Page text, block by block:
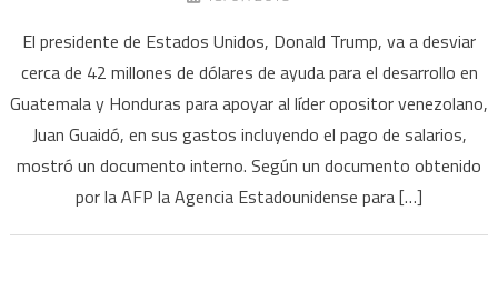
El presidente de Estados Unidos, Donald Trump, va a desviar
cerca de 42 millones de dólares de ayuda para el desarrollo en
Guatemala y Honduras para apoyar al líder opositor venezolano,
Juan Guaidó, en sus gastos incluyendo el pago de salarios,
mostró un documento interno. Según un documento obtenido
por la AFP la Agencia Estadounidense para […]